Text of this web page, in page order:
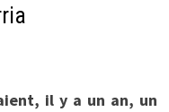
il y a un an, un